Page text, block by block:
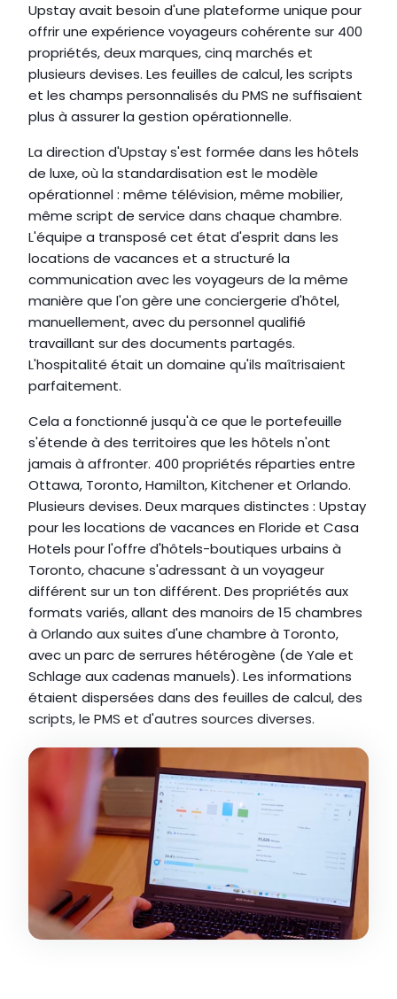
Upstay avait besoin d'une plateforme unique pour
offrir une expérience voyageurs cohérente sur 400
propriétés, deux marques, cinq marchés et
plusieurs devises. Les feuilles de calcul, les scripts
et les champs personnalisés du PMS ne suffisaient
plus à assurer la gestion opérationnelle.
La direction d'Upstay s'est formée dans les hôtels
de luxe, où la standardisation est le modèle
opérationnel : même télévision, même mobilier,
même script de service dans chaque chambre.
L'équipe a transposé cet état d'esprit dans les
locations de vacances et a structuré la
communication avec les voyageurs de la même
manière que l'on gère une conciergerie d'hôtel,
manuellement, avec du personnel qualifié
travaillant sur des documents partagés.
L'hospitalité était un domaine qu'ils maîtrisaient
parfaitement.
Cela a fonctionné jusqu'à ce que le portefeuille
s'étende à des territoires que les hôtels n'ont
jamais à affronter. 400 propriétés réparties entre
Ottawa, Toronto, Hamilton, Kitchener et Orlando.
Plusieurs devises. Deux marques distinctes : Upstay
pour les locations de vacances en Floride et Casa
Hotels pour l'offre d'hôtels-boutiques urbains à
Toronto, chacune s'adressant à un voyageur
différent sur un ton différent. Des propriétés aux
formats variés, allant des manoirs de 15 chambres
à Orlando aux suites d'une chambre à Toronto,
avec un parc de serrures hétérogène (de Yale et
Schlage aux cadenas manuels). Les informations
étaient dispersées dans des feuilles de calcul, des
scripts, le PMS et d'autres sources diverses.